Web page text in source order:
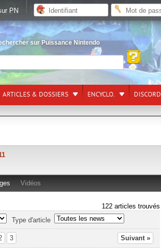
sur Puissance Nintendo
ARTICLES & DOSSIERS ENCYCLO. DISCORD
Vidéos
122 articles trouvés
Type d'article
3 Suivant »
PN